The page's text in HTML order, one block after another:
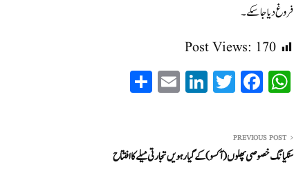
فروغ دیا جا سکے۔
Post Views: 170
W
A
pp
Fa
ok
T
r
Li
In
E
PREVIOUS POST
سنکیانگ خصوصی پھلوں (آکسو) کے گیارہویں تجارتی میلے کا افتتاح